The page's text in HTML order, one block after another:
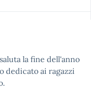
la fine dell'anno
dedicato ai ragazzi